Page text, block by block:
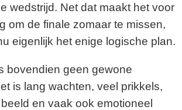
wedstrijd. Net dat maakt het voor
om de finale zomaar te missen,
eigenlijk het enige logische plan.
bovendien geen gewone
is lang wachten, veel prikkels,
en vaak ook emotioneel